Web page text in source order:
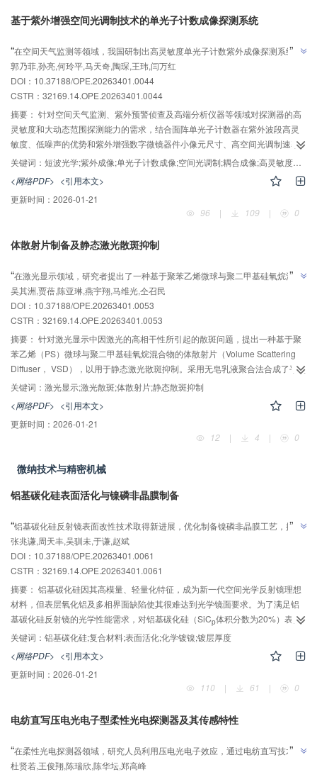
与量产难兼顾的问题，满足消费级与工业级应用需求。
基于紫外增强空间光调制技术的单光子计数成像探测系统
“在空间天气监测等领域，我国研制出高灵敏度单光子计数紫外成像探测系统，
为紫外波段高灵敏度成像探测提供关键技术支撑。
”
郭乃菲,孙亮,何玲平,马天奇,陶琛,王玮,闫万红
DOI：10.37188/OPE.20263401.0044
CSTR： 32169.14.OPE.20263401.0044
摘要： 针对空间天气监测、紫外预警侦查及高端分析仪器等领域对探测器的高
灵敏度和大动态范围探测能力的需求，结合面阵单光子计数器在紫外波段高灵
敏度、低噪声的优势和紫外增强数字微镜器件小像元尺寸、高空间光调制速率
的特点，研制了一种单光子计数紫外成像探测系统。该系统可以实现对每个像
元接收光谱时序的动态调节，对到达面阵单光子计数器的光子进行像素级调
制。当识别到目标光谱信号较弱时，可以通过编码调制方法实现对探测目标成
像区域信噪比的提高；当识别区域和空间域的相关算法控制，实现对应的图像
传感器像素点不同层次的光强控制，使饱和区域处的光强快速调节至图像传感
动态范围等指标进行了测试。结果表明，其响应波段为180~320 nm，动态范围
该系统可以实现对于紫外光谱信号的高灵敏度、低暗计数率、小像元尺寸和高
空间光调制速率的成像探测，为我国紫外波段高灵敏度成像探测等领域提供关
键技术支撑。
关键词： 短波光学;紫外成像;单光子计数成像;空间光调制;耦合成像;高灵敏度探测
<网络PDF> <引用本文>
更新时间： 2026-01-21
96
| 109 | 0
体散射片制备及静态激光散斑抑制
“在激光显示领域，研究者提出了一种基于聚苯乙烯微球与聚二甲基硅氧烷混合
物的体散射片，有效抑制了激光散斑问题，为激光显示系统提供了一种无需外
部驱动、无噪音且高效的静态激光散斑抑制方案，具有重要的工程应用价值。
”
吴其洲,贾蓓,陈亚琳,燕宇翔,马维光,仝召民
DOI：10.37188/OPE.20263401.0053
CSTR： 32169.14.OPE.20263401.0053
摘要： 针对激光显示中因激光的高相干性所引起的散斑问题，提出一种基于聚
苯乙烯（PS）微球与聚二甲基硅氧烷混合物的体散射片（Volume Scattering
Diffuser， VSD），以用于静态激光散斑抑制。采用无皂乳液聚合法合成了平均
粒径600~700 nm的PS微球，并通过旋涂法制备了不同厚度的VSD。实验结果
表明，当VSD旋涂速度从1 300 r/min降低至600 r/min时，VSD的散射能力随其
厚度的增加而增强，散射角从44°升高至100°。在光学测试系统中，较厚的VSD
能更有效地破坏激光的时间和空间相干性，使散斑对比度降低至0.35。本研究
为激光显示系统提供了一种无需外部驱动、无噪音且高效的静态激光散斑抑制
关键词： 激光显示;激光散斑;体散射片;静态散斑抑制
<网络PDF> <引用本文>
更新时间： 2026-01-21
12
| 4 | 0
微纳技术与精密机械
铝基碳化硅表面活化与镍磷非晶膜制备
“铝基碳化硅反射镜表面改性技术取得新进展，优化制备镍磷非晶膜工艺，提升
镀层界面结合强度与材料致密度，满足空间光学反射镜高稳定性需求。
”
张兆谦,周天丰,吴驯未,于谦,赵斌
DOI：10.37188/OPE.20263401.0061
CSTR： 32169.14.OPE.20263401.0061
摘要： 铝基碳化硅因其高模量、轻量化特征，成为新一代空间光学反射镜理想
材料，但表层氧化铝及多相界面缺陷使其很难达到光学镜面要求。为了满足铝
基碳化硅反射镜的光学性能需求，对铝基碳化硅（SiCp体积分数为20%）表面
镍磷非晶膜的制备技术进行优化，采用“清洗-初次浸锌-退锌-二次浸锌-化学镀
镍”的工艺路径，重点解决氧化膜去除、界面活化、界面强度提升及镀层厚度控
制等核心问题。铝基碳化硅基体表层经初次浸锌产生碎屑状化合物，可部分去
除氧化铝薄膜层，但形成的活化层厚度浅且易剥落。硝酸退锌处理能够清除化
合物层并暴露基体材料。二次浸锌后实现大范围全覆盖活化，且碳化硅颗粒表
表明，化学镀时间对镀层厚度影响最显著，其次为二次浸锌时间和初次浸锌时
50~60 μm。本工艺通过分步活化与晶胞堆叠生长机制，协同提升了镀层界面结
合强度与材料致密度，为空间光学反射镜的高稳定性需求提供了表面改性方
关键词： 铝基碳化硅;复合材料;表面活化;化学镀镍;镀层厚度
<网络PDF> <引用本文>
更新时间： 2026-01-21
110
| 61 | 0
电纺直写压电光电子型柔性光电探测器及其传感特性
“在柔性光电探测器领域，研究人员利用压电光电子效应，通过电纺直写技术构
建了ZnO@（Cu（NH3））（CN）多层纳米纤维堆叠结构，显著提升了器件性
”
杜贤若,王俊翔,陈瑞欣,陈华坛,郑高峰